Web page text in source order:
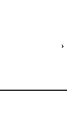
›